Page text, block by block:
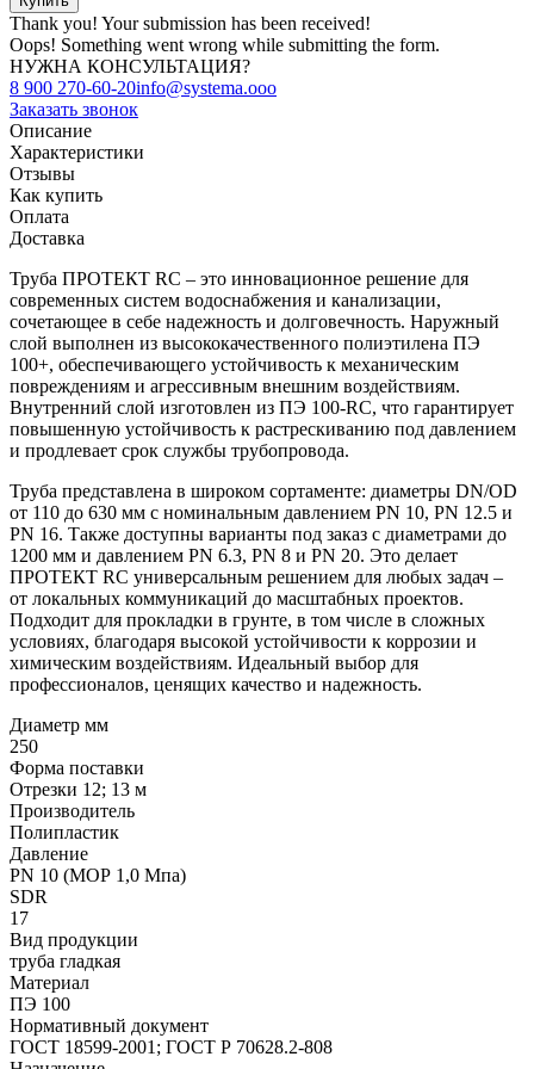
Thank you! Your submission has been received!
Oops! Something went wrong while submitting the form.
НУЖНА КОНСУЛЬТАЦИЯ?
8 900 270-60-20info@systema.ooo
Заказать звонок
Описание
Характеристики
Отзывы
Как купить
Оплата
Доставка
Труба ПРОТЕКТ RC – это инновационное решение для
современных систем водоснабжения и канализации,
сочетающее в себе надежность и долговечность. Наружный
слой выполнен из высококачественного полиэтилена ПЭ
100+, обеспечивающего устойчивость к механическим
повреждениям и агрессивным внешним воздействиям.
Внутренний слой изготовлен из ПЭ 100-RC, что гарантирует
повышенную устойчивость к растрескиванию под давлением
и продлевает срок службы трубопровода.
Труба представлена в широком сортаменте: диаметры DN/OD
от 110 до 630 мм с номинальным давлением PN 10, PN 12.5 и
PN 16. Также доступны варианты под заказ с диаметрами до
1200 мм и давлением PN 6.3, PN 8 и PN 20. Это делает
ПРОТЕКТ RC универсальным решением для любых задач –
от локальных коммуникаций до масштабных проектов.
Подходит для прокладки в грунте, в том числе в сложных
условиях, благодаря высокой устойчивости к коррозии и
химическим воздействиям. Идеальный выбор для
профессионалов, ценящих качество и надежность.
Диаметр мм
250
Форма поставки
Отрезки 12; 13 м
Производитель
Полипластик
Давление
PN 10 (МОР 1,0 Мпа)
SDR
17
Вид продукции
труба гладкая
Материал
ПЭ 100
Нормативный документ
ГОСТ 18599-2001; ГОСТ Р 70628.2-808